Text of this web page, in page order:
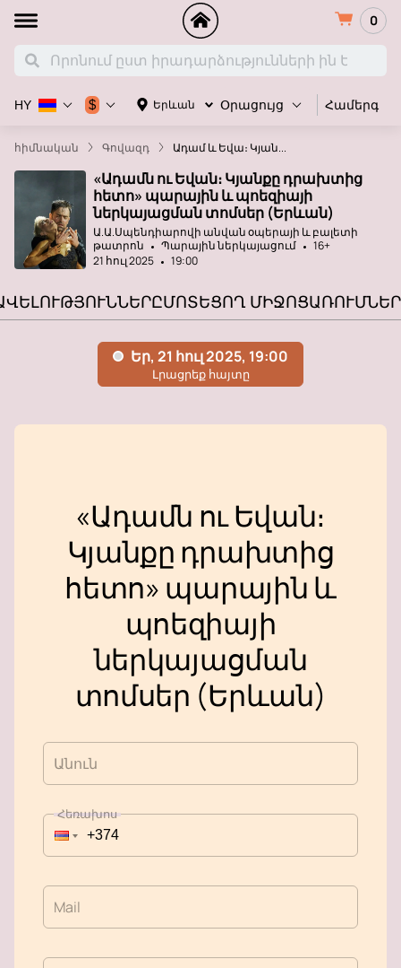
0
Երևան Օրացույց Համերգ
HY $
հիմնական Գովազդ Ադամ և Եվա։ Կյան...
«Ադամն ու Եվան։ Կյանքը դրախտից
հետո» պարային և պոեզիայի
ներկայացման տոմսեր (Երևան)
Ա.Ա.Սպենդիարովի անվան օպերայի և բալետի
թատրոն
Պարային ներկայացում
16+
21 հուլ 2025
19:00
ՄՈՏԵՑՈՂ ՄԻՋՈՑԱՌՈՒՄՆԵՐ
«Ադամն ու Եվան։
Կյանքը դրախտից
հետո» պարային և
պոեզիայի
ներկայացման
տոմսեր (Երևան)
Անուն
Հեռախոս
Mail